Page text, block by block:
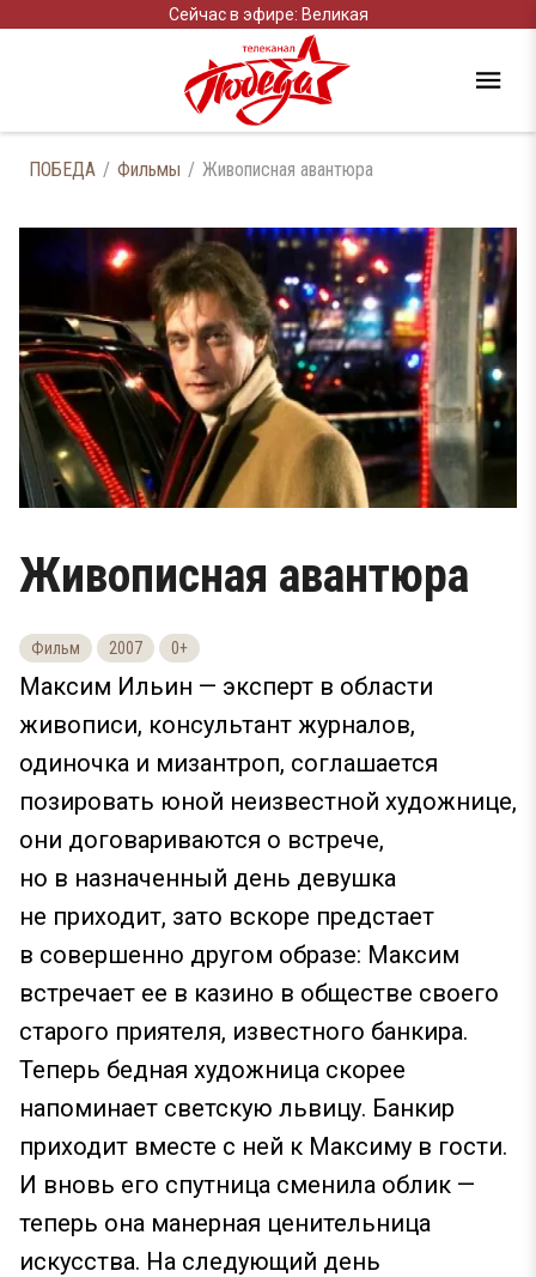
Сейчас в эфире: Великая
ПОБЕДА Фильмы Живописная авантюра
Живописная авантюра
Фильм 2007 0+
Максим Ильин — эксперт в области
живописи, консультант журналов,
одиночка и мизантроп, соглашается
позировать юной неизвестной художнице,
они договариваются о встрече,
но в назначенный день девушка
не приходит, зато вскоре предстает
в совершенно другом образе: Максим
встречает ее в казино в обществе своего
старого приятеля, известного банкира.
Теперь бедная художница скорее
напоминает светскую львицу. Банкир
приходит вместе с ней к Максиму в гости.
И вновь его спутница сменила облик —
теперь она манерная ценительница
искусства. На следующий день